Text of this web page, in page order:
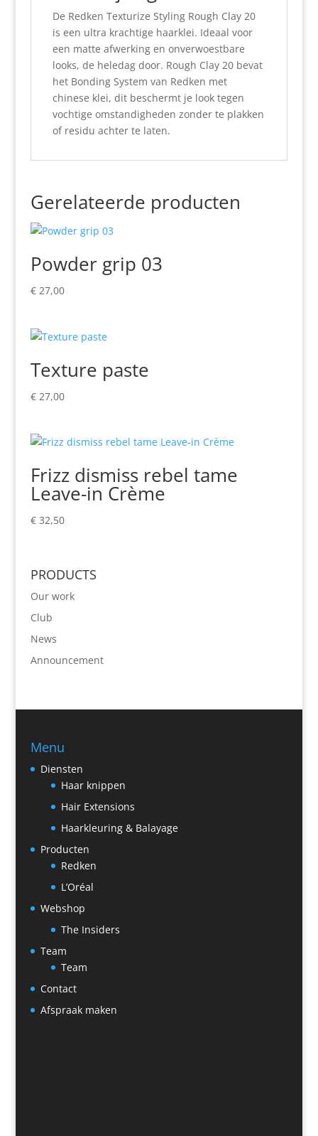
De Redken Texturize Styling Rough Clay 20
is een ultra krachtige haarklei. Ideaal voor
een matte afwerking en onverwoestbare
looks, de heledag door. Rough Clay 20 bevat
het Bonding System van Redken met
chinese klei, dit beschermt je look tegen
vochtige omstandigheden zonder te plakken
of residu achter te laten.
Gerelateerde producten
Powder grip 03
€27,00
Texture paste
€27,00
Frizz dismiss rebel tame
Leave-in Crème
€32,50
PRODUCTS
Our work
Club
News
Announcement
Menu
Diensten
Haar knippen
Hair Extensions
Haarkleuring & Balayage
Producten
Redken
L’Oréal
Webshop
The Insiders
Team
Team
Contact
Afspraak maken